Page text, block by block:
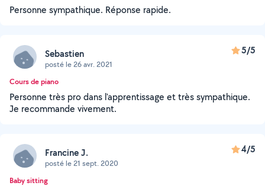
Personne sympathique. Réponse rapide.
Sebastien
posté le 26 avr. 2021
5/5
Cours de piano
Personne très pro dans l'apprentissage et très sympathique.
Je recommande vivement.
Francine J.
posté le 21 sept. 2020
4/5
Baby sitting